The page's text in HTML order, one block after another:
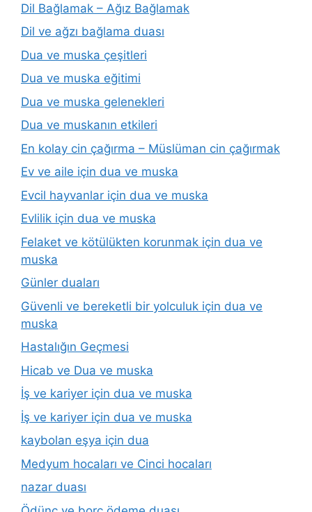
Dil Bağlamak – Ağız Bağlamak
Dil ve ağzı bağlama duası
Dua ve muska çeşitleri
Dua ve muska eğitimi
Dua ve muska gelenekleri
Dua ve muskanın etkileri
En kolay cin çağırma – Müslüman cin çağırmak
Ev ve aile için dua ve muska
Evcil hayvanlar için dua ve muska
Evlilik için dua ve muska
Felaket ve kötülükten korunmak için dua ve
muska
Günler duaları
Güvenli ve bereketli bir yolculuk için dua ve
muska
Hastalığın Geçmesi
Hicab ve Dua ve muska
İş ve kariyer için dua ve muska
İş ve kariyer için dua ve muska
kaybolan eşya için dua
Medyum hocaları ve Cinci hocaları
nazar duası